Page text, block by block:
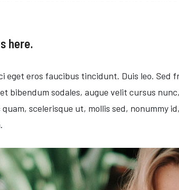
here.
eget eros faucibus tincidunt. Duis leo. Sed
bibendum sodales, augue velit cursus
scelerisque ut, mollis sed, nonummy